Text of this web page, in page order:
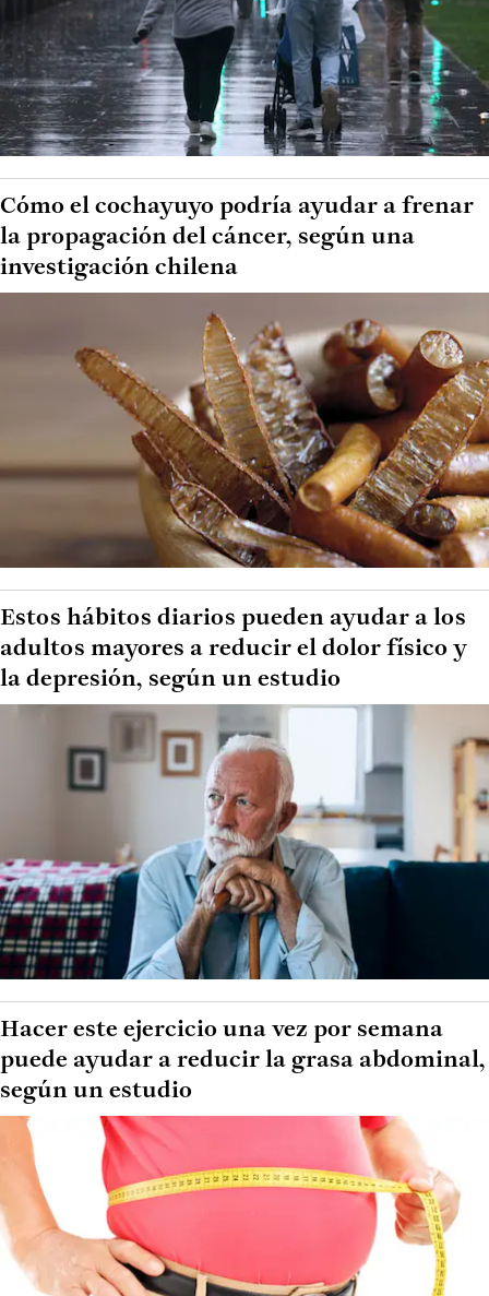
Cómo el cochayuyo podría ayudar a frenar
la propagación del cáncer, según una
investigación chilena
Estos hábitos diarios pueden ayudar a los
adultos mayores a reducir el dolor físico y
la depresión, según un estudio
Hacer este ejercicio una vez por semana
puede ayudar a reducir la grasa abdominal,
según un estudio